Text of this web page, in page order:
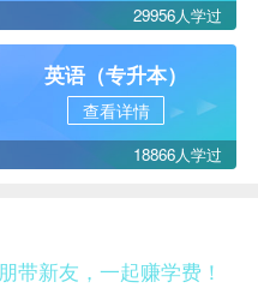
29956人学过
英语（专升本）
查看详情
18866人学过
带新友，一起赚学费！